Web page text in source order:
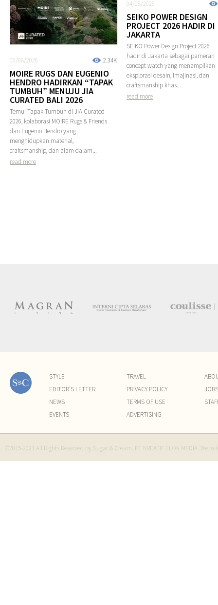
2.34K
06/08/2026
MOIRE RUGS DAN EUGENIO
HENDRO HADIRKAN “TAPAK
TUMBUH” MENUJU JIA
CURATED BALI 2026
Temui Tapak Tumbuh di JIA Curated
2026, kolaborasi MOIRE Rugs & Friends
dan Eugenio Hendro yang
menghidupkan material,
craftsmanship, dan alam dalam...
read more
04/08/2026
SEIKO POWER DESIGN
PROJECT 2026 HADIR DI
JAKARTA
SEIKO Power Design Project 2026
hadir di Jakarta sebagai pameran
concept watch yang menampilkan
eksplorasi desain, imajinasi, dan
craftsmanship khas...
read more
STYLE
EDITOR'S LETTER
NEWS
EVENTS
TRAVEL
PRIVACY POLICY
TERMS OF USE
ADVERTISING
JOBS
©2015-2021 All Rights Reserved by Sugar & Cream. PT KREATIF ELOK MEDIA.